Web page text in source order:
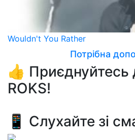
Wouldn't You Rather
Потрібна
👍 Приєднуйтесь
ROKS!
📱 Слухайте зі